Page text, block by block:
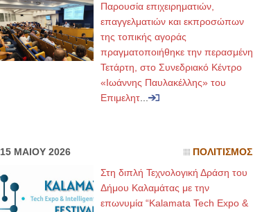
Παρουσία επιχειρηματιών,
επαγγελματιών και εκπροσώπων
της τοπικής αγοράς
πραγματοποιήθηκε την περασμένη
Τετάρτη, στο Συνεδριακό Κέντρο
«Ιωάννης Παυλακέλλης» του
Επιμελητ...
15 ΜΑΙΟΥ 2026 ΠΟΛΙΤΙΣΜΟΣ
Στη διπλή Τεχνολογική Δράση του
Δήμου Καλαμάτας με την
επωνυμία “Kalamata Tech Expo &